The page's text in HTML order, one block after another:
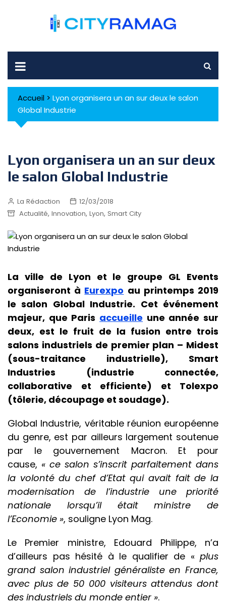
Accueil > Lyon organisera un an sur deux le salon
Global Industrie
Lyon organisera un an sur deux
le salon Global Industrie
La Rédaction
12/03/2018
Actualité, Innovation, Lyon, Smart City
La ville de Lyon et le groupe GL Events
organiseront à Eurexpo au printemps 2019
le salon Global Industrie. Cet événement
majeur, que Paris accueille une année sur
deux, est le fruit de la fusion entre trois
salons industriels de premier plan – Midest
(sous-traitance industrielle), Smart
Industries (industrie connectée,
collaborative et efficiente) et Tolexpo
(tôlerie, découpage et soudage).
Global Industrie, véritable réunion européenne
du genre, est par ailleurs largement soutenue
par le gouvernement Macron. Et pour
cause, « ce salon s’inscrit parfaitement dans
la volonté du chef d’Etat qui avait fait de la
modernisation de l’industrie une priorité
nationale lorsqu’il était ministre de
l’Economie », souligne Lyon Mag.
Le Premier ministre, Edouard Philippe, n’a
d’ailleurs pas hésité à le qualifier de « plus
grand salon industriel généraliste en France,
avec plus de 50 000 visiteurs attendus dont
des industriels du monde entier ».